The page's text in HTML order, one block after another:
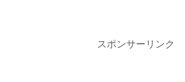
スポンサーリンク